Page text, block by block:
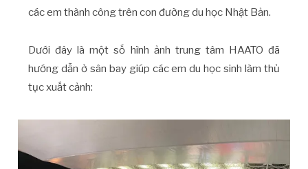
các em thành công trên con đường du học Nhật Bản.
Dưới đây là một số hình ảnh trung tâm HAATO đã
hướng dẫn ở sân bay giúp các em du học sinh làm thủ
tục xuất cảnh: